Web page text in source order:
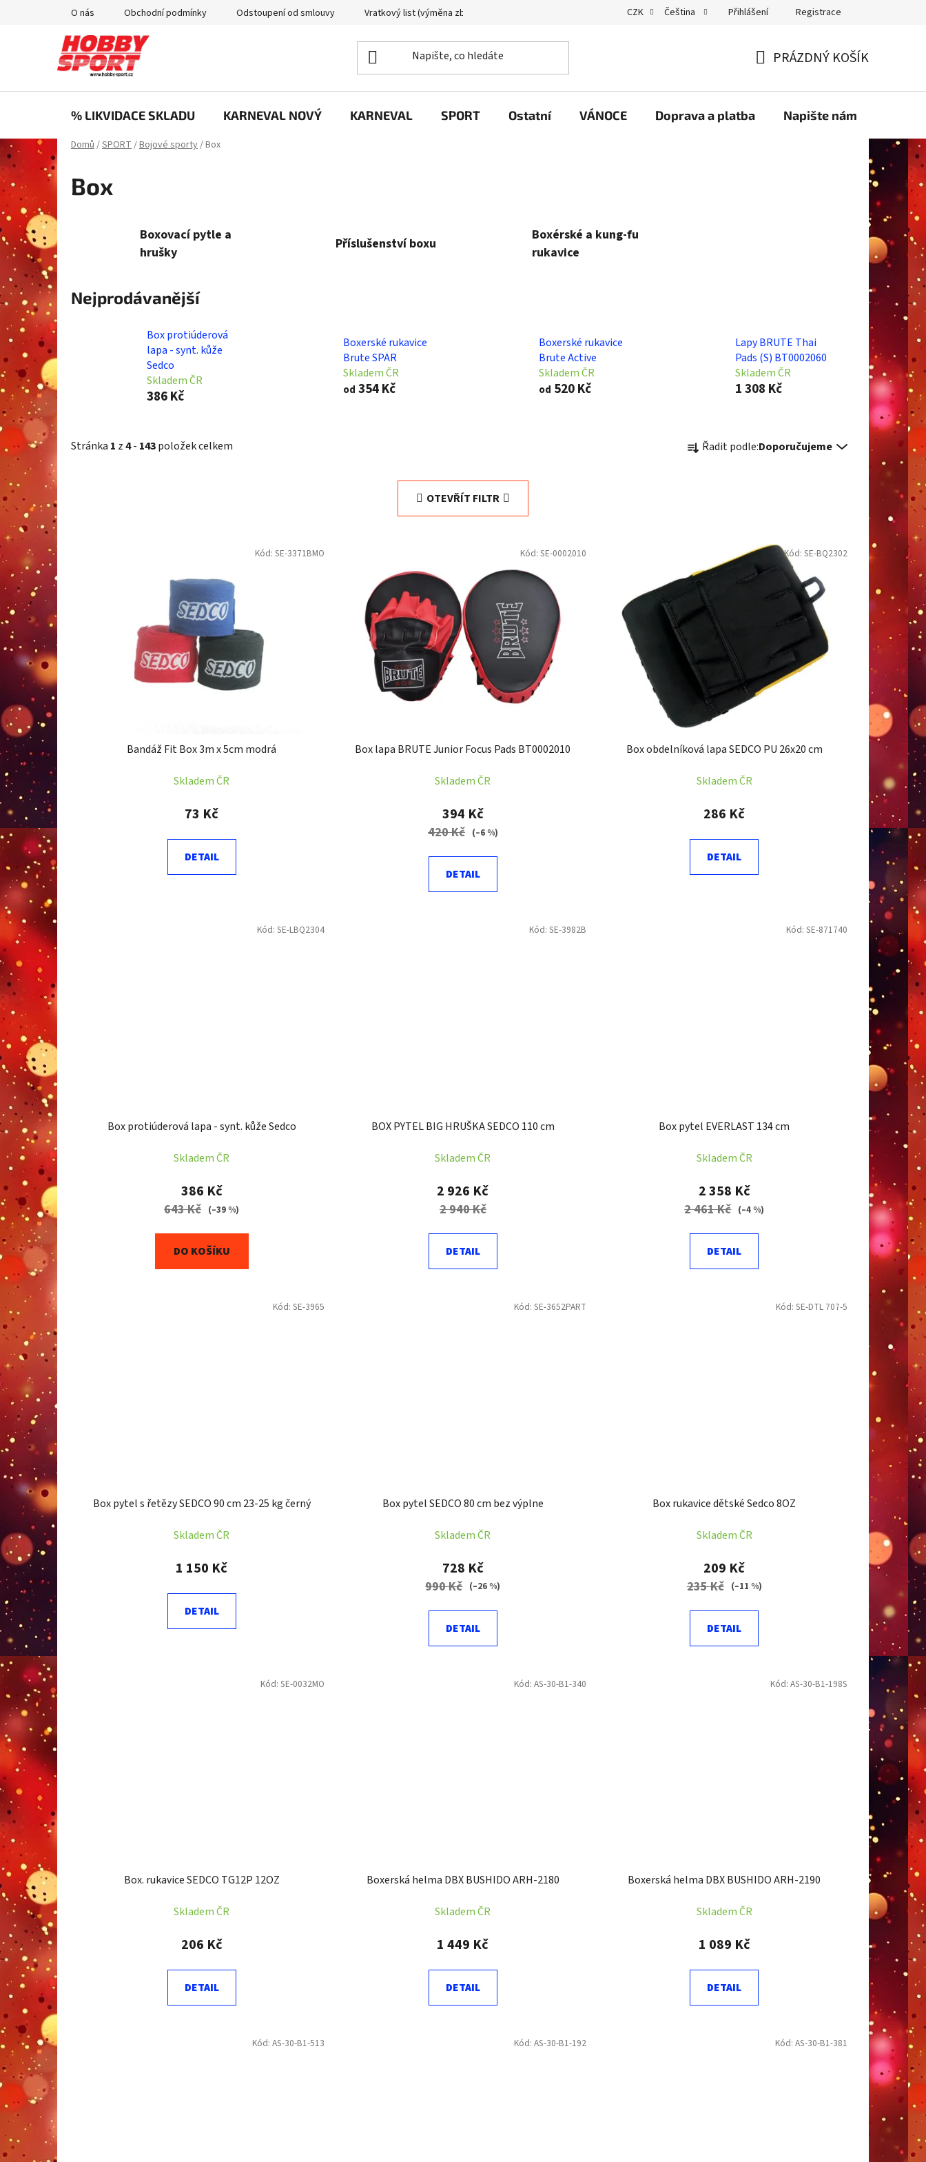
O nás Obchodní podmínky Odstoupení od smlouvy Vratkový list (výměna zboží) GDPR
CZK Čeština Přihlášení Registrace
KOŠÍK
PRÁZDNÝ KOŠÍK
% LIKVIDACE SKLADU KARNEVAL NOVÝ KARNEVAL SPORT Ostatní VÁNOCE Doprava a platba Napište nám
Domů/SPORT/Bojové sporty/Box
Box
Boxovací pytle a
hrušky
Příslušenství boxu
Boxérské a kung-fu
rukavice
Nejprodávanější
Box protiúderová
lapa - synt. kůže
Sedco
Skladem ČR
386 Kč
Boxerské rukavice
Brute SPAR
Skladem ČR
od 354 Kč
Boxerské rukavice
Brute Active
Skladem ČR
od 520 Kč
Lapy BRUTE Thai
Pads (S) BT0002060
Skladem ČR
1 308 Kč
Stránka 1 z4- 143položek celkem
a
o
u
t
ů
Řadit podle:Doporučujeme
OTEVŘÍT FILTR
Bandáž Fit Box 3m x 5cm modrá
Skladem ČR
73 Kč
DETAIL
Kód:SE-3371BMO
Box lapa BRUTE Junior Focus Pads BT0002010
Skladem ČR
394 Kč
420 Kč (–6 %)
DETAIL
Kód: SE-0002010
Box obdelníková lapa SEDCO PU 26x20 cm
Skladem ČR
286 Kč
DETAIL
Kód: SE-BQ2302
Box protiúderová lapa - synt. kůže Sedco
Skladem ČR
386 Kč
643 Kč (–39 %)
DO KOŠÍKU
Kód:SE-LBQ2304
BOX PYTEL BIG HRUŠKA SEDCO 110 cm
Skladem ČR
2 926 Kč
2 940 Kč
DETAIL
Kód: SE-3982B
Box pytel EVERLAST 134 cm
Skladem ČR
2 358 Kč
2 461 Kč (–4 %)
DETAIL
Kód: SE-871740
Box pytel s řetězy SEDCO 90 cm 23-25 kg černý
Skladem ČR
1 150 Kč
DETAIL
Kód:SE-3965
Box pytel SEDCO 80 cm bez výplne
Skladem ČR
728 Kč
990 Kč (–26 %)
DETAIL
Kód: SE-3652PART
Box rukavice dětské Sedco 8OZ
Skladem ČR
209 Kč
235 Kč (–11 %)
DETAIL
Kód: SE-DTL 707-5
Box. rukavice SEDCO TG12P 12OZ
Skladem ČR
206 Kč
DETAIL
Kód:SE-0032MO
Boxerská helma DBX BUSHIDO ARH-2180
Skladem ČR
1 449 Kč
DETAIL
Kód: AS-30-B1-340
Boxerská helma DBX BUSHIDO ARH-2190
Skladem ČR
1 089 Kč
DETAIL
Kód: AS-30-B1-198S
Kód:AS-30-B1-513 Kód: AS-30-B1-192 Kód: AS-30-B1-381